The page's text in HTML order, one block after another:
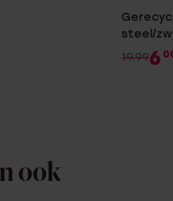
steel/
19.996
ook